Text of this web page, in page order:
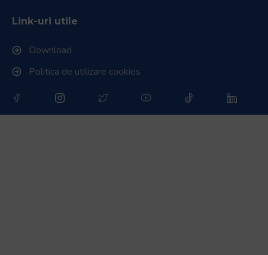
Link-uri utile
Download
Politica de utilizare cookies